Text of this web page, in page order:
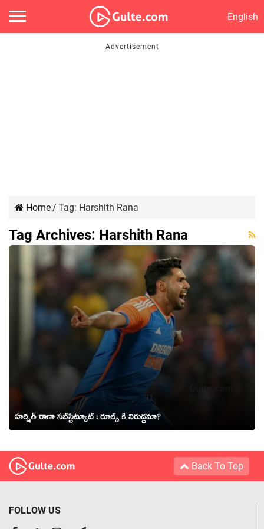
English
Home/ Tag: Harshith Rana
Tag Archives: Harshith Rana
హర్షిత్ రాణా సబ్‌స్టిట్యూట్ : రూల్స్ కి విరుద్ధమా?
Back To Top
FOLLOW US